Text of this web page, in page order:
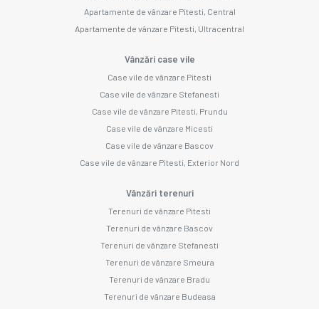
Apartamente de vânzare Pitesti, Central
Apartamente de vânzare Pitesti, Ultracentral
Vânzări case vile
Case vile de vânzare Pitesti
Case vile de vânzare Stefanesti
Case vile de vânzare Pitesti, Prundu
Case vile de vânzare Micesti
Case vile de vânzare Bascov
Case vile de vânzare Pitesti, Exterior Nord
Vânzări terenuri
Terenuri de vânzare Pitesti
Terenuri de vânzare Bascov
Terenuri de vânzare Stefanesti
Terenuri de vânzare Smeura
Terenuri de vânzare Bradu
Terenuri de vânzare Budeasa